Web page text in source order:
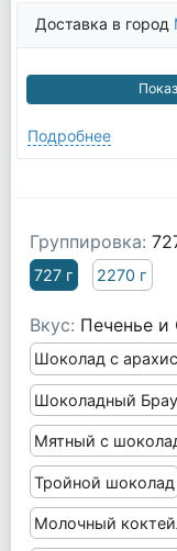
Доставка в город
Подробнее
Группировка:
727 г 2270 г
Вкус: Печенье и
Шоколад с
Шоколадный
Мятный с
Тройной шоколад
Молочный